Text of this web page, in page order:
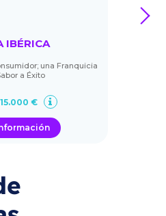
IBÉRICA
una Franquicia
a Éxito
€
next